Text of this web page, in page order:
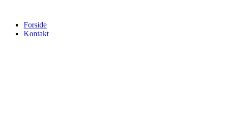
indholdForside
Kontakt